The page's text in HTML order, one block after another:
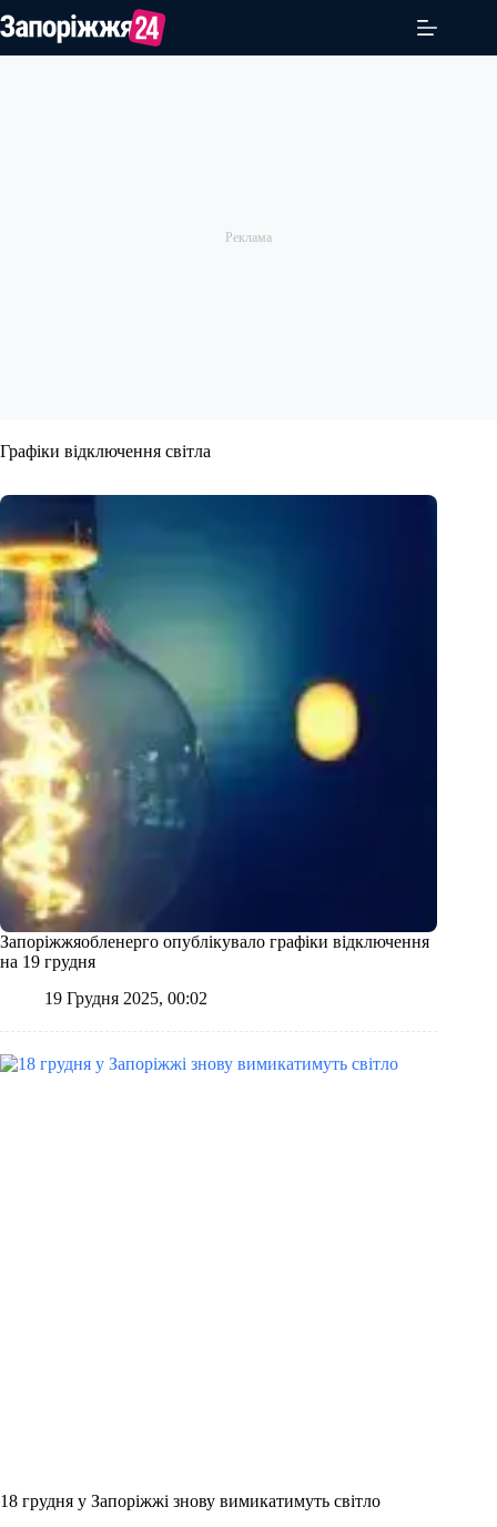
до
Графіки відключення світла
Запоріжжяобленерго опублікувало графіки відключення
на 19 грудня
19 Грудня 2025, 00:02
18 грудня у Запоріжжі знову вимикатимуть світло